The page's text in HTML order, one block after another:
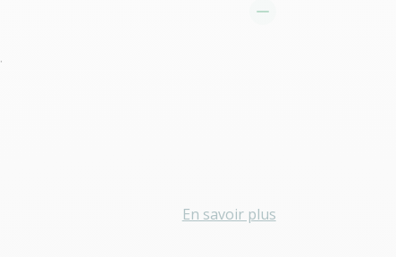
.
En savoir plus